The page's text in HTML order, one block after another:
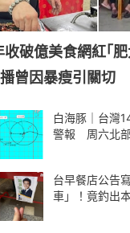
收破億美食網紅｢
曾因暴瘦引關切
白海豚｜台灣
警報 周六北
台早餐店公告
車」！竟釣出